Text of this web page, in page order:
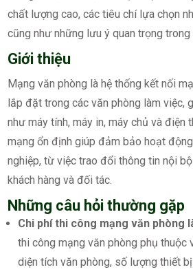
chất lượng cao, các tiêu chí lựa chọn
cũng như những lưu ý quan trọng trong
Giới thiệu
Mạng văn phòng là hệ thống kết nối
lắp đặt trong các văn phòng làm việc,
như máy tính, máy in, máy chủ và điện
mạng ổn định giúp đảm bảo hoạt
nghiệp, từ việc trao đổi thông tin nội
khách hàng và đối tác.
Những câu hỏi thường gặp
Chi phí thi công mạng văn phòng
thi công mạng văn phòng phụ thuộc
diện tích văn phòng, số lượng thiết